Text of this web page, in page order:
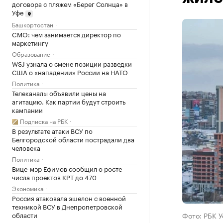
договора с пляжем «Берег Солнца» в
Уфе
Башкортостан
CMO: чем занимается директор по
маркетингу
Образование
WSJ узнала о смене позиции разведки
США о «нападении» России на НАТО
Политика
Телеканалы объявили цены на
агитацию. Как партии будут строить
кампании
Подписка на РБК
В результате атаки ВСУ по
Белгородской области пострадали два
человека
Политика
Вице-мэр Ефимов сообщил о росте
числа проектов КРТ до 470
Экономика
Россия атаковала эшелон с военной
техникой ВСУ в Днепропетровской
области
Фото: РБК